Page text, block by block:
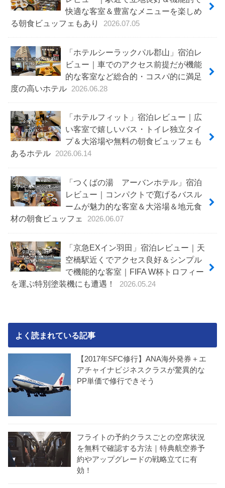
快適な客室＆豊富なメニューを楽しめ
る朝食ビュッフェもあり
2026.07.05
「ホテルシーラックパル郡山」宿泊レ
ビュー｜車でのアクセス前提だが機能
的な客室など総合的・コスパ的に満足
度の高いホテル
2026.06.28
「ホテルフィット」宿泊レビュー｜広
い客室で嬉しいバス・トイレ独立タイ
プ＆大浴場や無料の朝食ビュッフェも
あるホテル
2026.06.14
「つくばの湯 アーバンホテル」宿泊
レビュー｜コンパクトで寛げるバスル
ームが魅力的な客室＆大浴場＆地元食
材の朝食ビュッフェ
2026.06.07
「京急EXイン羽田」宿泊レビュー｜天
空橋駅近くでアクセス良好＆シンプル
で機能的な客室｜FIFA W杯トロフィー
を運ぶ特別塗装機にも遭遇！
2026.05.24
よく読まれている記事
【2017年SFC修行】ANA海外発券＋エ
アチャイナビジネスクラスが驚異的な
PP単価で修行できそう
フライトの予約クラスごとの空席状況
を無料で確認する方法｜特典航空券予
約やアップグレードの戦略立てに有
効！